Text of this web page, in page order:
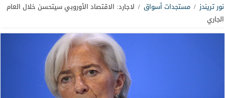
نور تريندز / مستجدات أسواق / لاجارد: الاقتصاد الأوروبي سيتحسن خلال العام
الجاري